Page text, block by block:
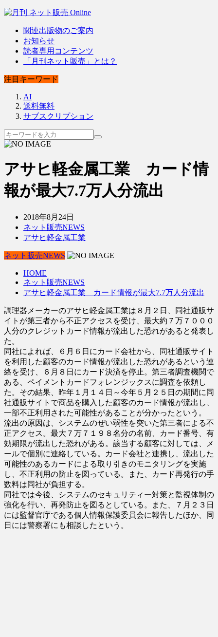
関連出版物のご案内
お知らせ
読者専用コンテンツ
「月刊ネット販売」とは？
注目キーワード
AI
送料無料
サブスクリプション
アサヒ軽金属工業 カード情
報が最大7.7万人分流出
2018年8月24日
ネット販売NEWS
アサヒ軽金属工業
ネット販売NEWS
HOME
ネット販売NEWS
アサヒ軽金属工業 カード情報が最大7.7万人分流出
調理器メーカーのアサヒ軽金属工業は８月２日、同社通販サ
イトが第三者から不正アクセスを受け、最大約７万７０００
人分のクレジットカード情報が流出した恐れがあると発表し
た。
同社によれば、６月６日にカード会社から、同社通販サイト
を利用した顧客のカード情報が流出した恐れがあるという連
絡を受け、６月８日にカード決済を停止。第三者調査機関で
ある、ペイメントカードフォレンジックスに調査を依頼し
た。その結果、昨年１月１４日～今年５月２５日の期間に同
社通販サイトで商品を購入した顧客のカード情報が流出し、
一部不正利用された可能性があることが分かったという。
流出の原因は、システムのぜい弱性を突いた第三者による不
正アクセス。最大７万７１９８名分の名前、カード番号、有
効期限が流出した恐れがある。該当する顧客に対しては、メ
ールで個別に連絡している。カード会社と連携し、流出した
可能性のあるカードによる取り引きのモニタリングを実施
し、不正利用の防止を図っている。また、カード再発行の手
数料は同社が負担する。
同社では今後、システムのセキュリティー対策と監視体制の
強化を行い、再発防止を図るとしている。また、７月２３日
には監督官庁である個人情報保護委員会に報告したほか、同
日には警察署にも相談したという。